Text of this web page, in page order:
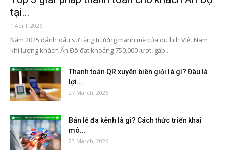
tại...
1 April, 2026
Năm 2025 đánh dấu sự tăng trưởng mạnh mẽ của du lịch Việt Nam
khi lượng khách Ấn Độ đạt khoảng 750.000 lượt, gấp...
Thanh toán QR xuyên biên giới là gì? Đâu là
lợi...
27 March, 2026
Bán lẻ đa kênh là gì? Cách thức triển khai
mô...
23 March, 2026